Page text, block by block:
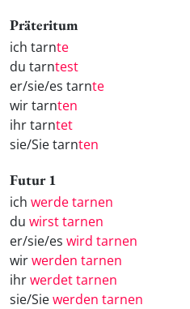
Präteritum
ich tarnte
du tarntest
er/sie/es tarnte
wir tarnten
ihr tarntet
sie/Sie tarnten
Futur 1
ich werde tarnen
du wirst tarnen
er/sie/es wird tarnen
wirwerden tarnen
ihrwerdet tarnen
sie/Siewerden tarnen